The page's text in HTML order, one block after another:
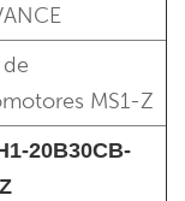
de
MS1-Z
20B30CB-